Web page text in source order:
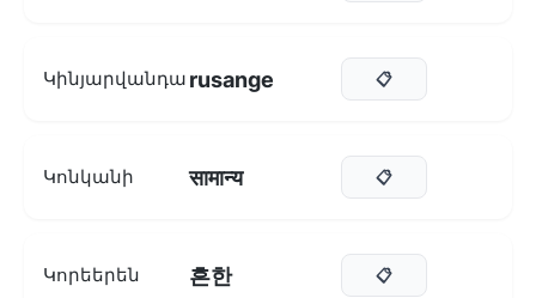
Կինյարվանդա rusange 📋
Կոնկանի सामान्य 📋
Կորեերեն 흔한 📋